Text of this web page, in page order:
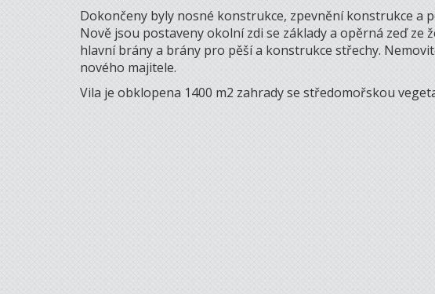
Dokončeny byly nosné konstrukce, zpevnění konstrukce a
Nově jsou postaveny okolní zdi se základy a opěrná zeď ze
hlavní brány a brány pro pěší a konstrukce střechy.
nového majitele.
Vila je obklopena 1400 m2 zahrady se středomořskou